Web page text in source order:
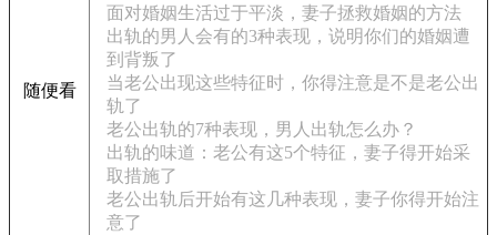
随便看
面对婚姻生活过于平淡，妻子拯救婚姻的方法
出轨的男人会有的3种表现，说明你们的婚姻遭
到背叛了
当老公出现这些特征时，你得注意是不是老公出
轨了
老公出轨的7种表现，男人出轨怎么办？
出轨的味道：老公有这5个特征，妻子得开始采
取措施了
老公出轨后开始有这几种表现，妻子你得开始注
意了